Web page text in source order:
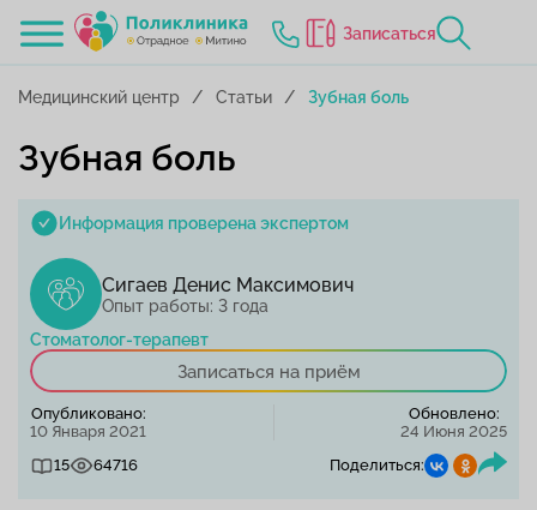
Записаться
Медицинский центр Статьи Зубная боль
Зубная боль
Информация проверена экспертом
Сигаев Денис Максимович
Опыт работы: 3 года
Стоматолог-терапевт
Записаться на приём
Опубликовано:
10 Января 2021
Обновлено:
24 Июня 2025
15
64716 Поделиться: